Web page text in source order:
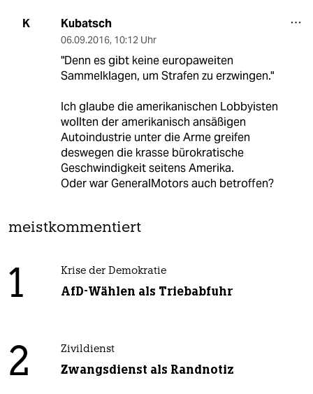
K Kubatsch
06.09.2016, 10:12 Uhr
"Denn es gibt keine europaweiten
Sammelklagen, um Strafen zu erzwingen."
Ich glaube die amerikanischen Lobbyisten
wollten der amerikanisch ansäßigen
Autoindustrie unter die Arme greifen
deswegen die krasse bürokratische
Geschwindigkeit seitens Amerika.
Oder war GeneralMotors auch betroffen?
meistkommentiert
1 Krise der Demokratie
AfD-Wählen als Triebabfuhr
2 Zivildienst
Zwangsdienst als Randnotiz